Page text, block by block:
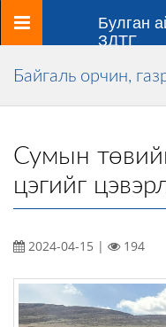
Цэс
Булган
ЗДТГ
Байгаль орчин,
Сумын
цэгийг
2024-04-15 | 194